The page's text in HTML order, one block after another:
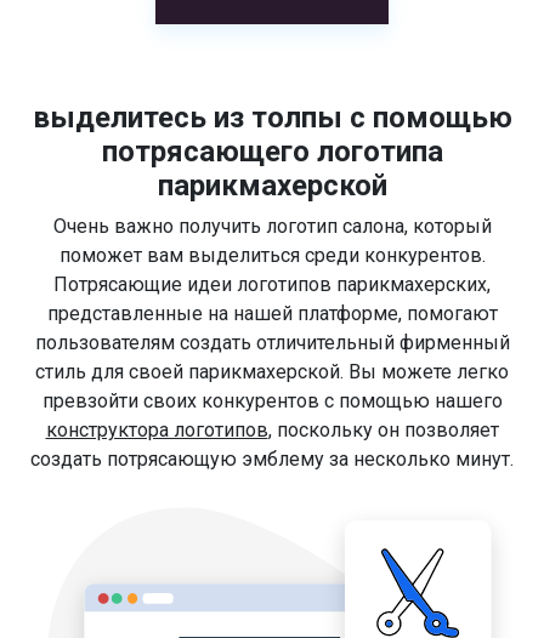
выделитесь из толпы с помощью
потрясающего логотипа
парикмахерской
Очень важно получить логотип салона, который
поможет вам выделиться среди конкурентов.
Потрясающие идеи логотипов парикмахерских,
представленные на нашей платформе, помогают
пользователям создать отличительный фирменный
стиль для своей парикмахерской. Вы можете легко
превзойти своих конкурентов с помощью нашего
конструктора логотипов, поскольку он позволяет
создать потрясающую эмблему за несколько минут.